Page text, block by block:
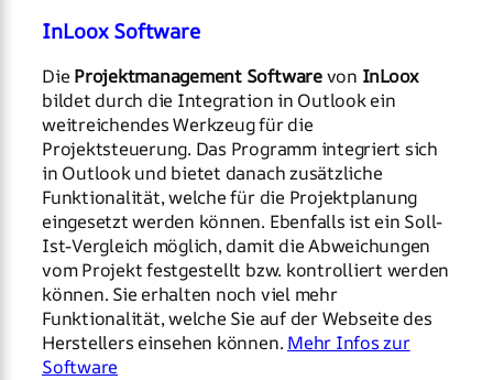
InLoox Software
Die Projektmanagement Softwarevon InLoox
bildet durch die Integration in Outlook ein
weitreichendes Werkzeug für die
Projektsteuerung. Das Programm integriert sich
in Outlook und bietet danach zusätzliche
Funktionalität, welche für die Projektplanung
eingesetzt werden können. Ebenfalls ist ein Soll-
Ist-Vergleich möglich, damit die Abweichungen
vom Projekt festgestellt bzw. kontrolliert werden
können. Sie erhalten noch viel mehr
Funktionalität, welche Sie auf der Webseite des
Herstellers einsehen können. Mehr Infos zur
Software